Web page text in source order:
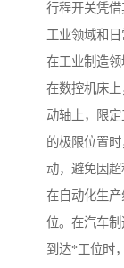
行程开关凭
工业领域和日
在工业制造领
在数控机床
动轴上，限
的极限位置
动，避免因超
在自动化生
位。在汽车
到达*工位时